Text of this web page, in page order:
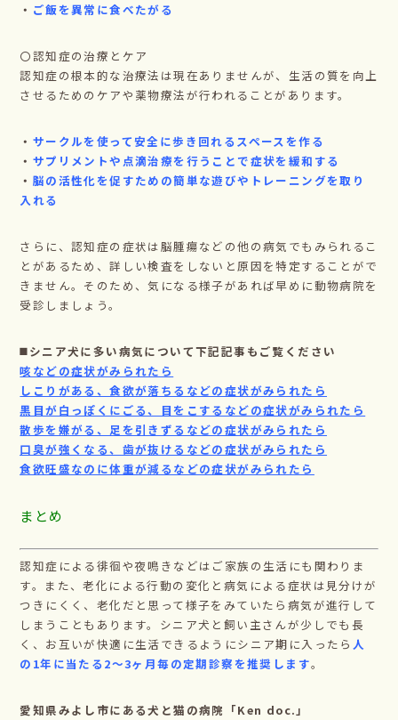
・ ご飯を異常に食べたがる
〇認知症の治療とケア
認知症の根本的な治療法は現在ありませんが、生活の質を向上
させるためのケアや薬物療法が行われることがあります。
・ サークルを使って安全に歩き回れるスペースを作る
・ サプリメントや点滴治療を行うことで症状を緩和する
・ 脳の活性化を促すための簡単な遊びやトレーニングを取り
入れる
さらに、認知症の症状は脳腫瘍などの他の病気でもみられるこ
とがあるため、詳しい検査をしないと原因を特定することがで
きません。そのため、気になる様子があれば早めに動物病院を
受診しましょう。
◼️シニア犬に多い病気について下記記事もご覧ください
咳などの症状がみられたら
しこりがある、食欲が落ちるなどの症状がみられたら
黒目が白っぽくにごる、目をこするなどの症状がみられたら
散歩を嫌がる、足を引きずるなどの症状がみられたら
口臭が強くなる、歯が抜けるなどの症状がみられたら
食欲旺盛なのに体重が減るなどの症状がみられたら
まとめ
認知症による徘徊や夜鳴きなどはご家族の生活にも関わりま
す。また、老化による行動の変化と病気による症状は見分けが
つきにくく、老化だと思って様子をみていたら病気が進行して
しまうこともあります。シニア犬と飼い主さんが少しでも長
く、お互いが快適に生活できるようにシニア期に入ったら 人
の1年に当たる2〜3ヶ月毎の定期診察を推奨します。
愛知県みよし市にある犬と猫の病院「Ken doc.」